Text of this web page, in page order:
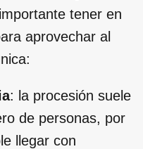
tener en
aprovechar al
: la procesión suele
de personas, por
llegar con